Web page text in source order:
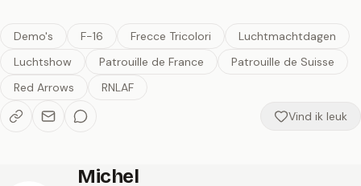
Demo's F-16 Frecce Tricolori
Luchtmachtdagen
Luchtshow
Patrouille de France
Patrouille de Suisse
Red Arrows
RNLAF
Vind ik leuk
Michel